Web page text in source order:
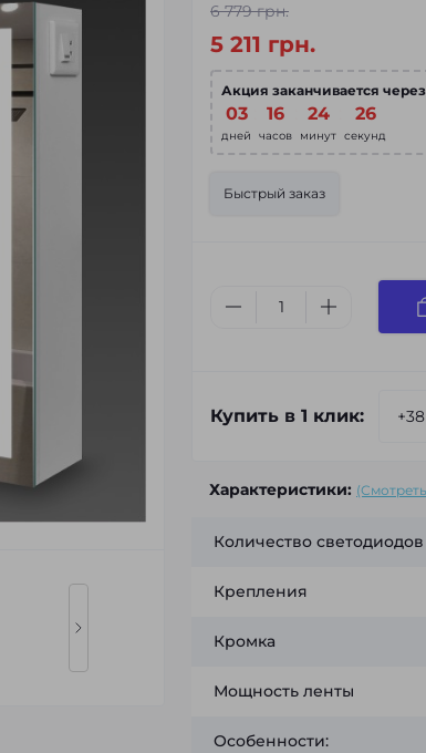
6 779 грн.
5 211 грн.
Акция заканчивается
03
дней
16
часов
24
минут
25
секунд
Быстрый заказ
Купить в 1 клик:
Характеристики:
Количество светодиодов
Крепления
Кромка
Мощность ленты
Особенности: